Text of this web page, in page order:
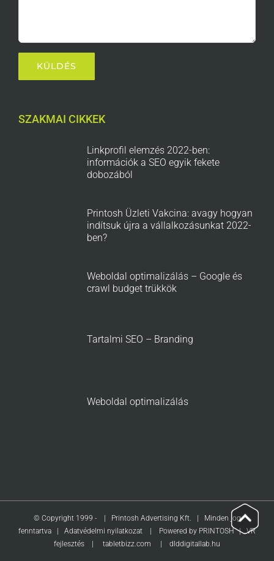
SZAKMAI CIKKEK
Linkprofil elemzés 2022-ben:
információk a SEO egyik fekete
dobozából
Printosh Üzleti Vakcina: avagy hogyan
indítsuk újra a vállalkozásunkat 2022-
ben?
Weboldal optimalizálás – Google és
crawl budget trükkök
Tartalmi SEO – Branding
Weboldal optimalizálás
© Copyright 1999 -
| Printosh Advertising Kft. | Minden jog
fenntartva | Adatvédelmi nyilatkozat Powered by PRINTOSH|VR
fejlesztés
tabletbizz.com dlddigitallab.hu
Go
to
Top